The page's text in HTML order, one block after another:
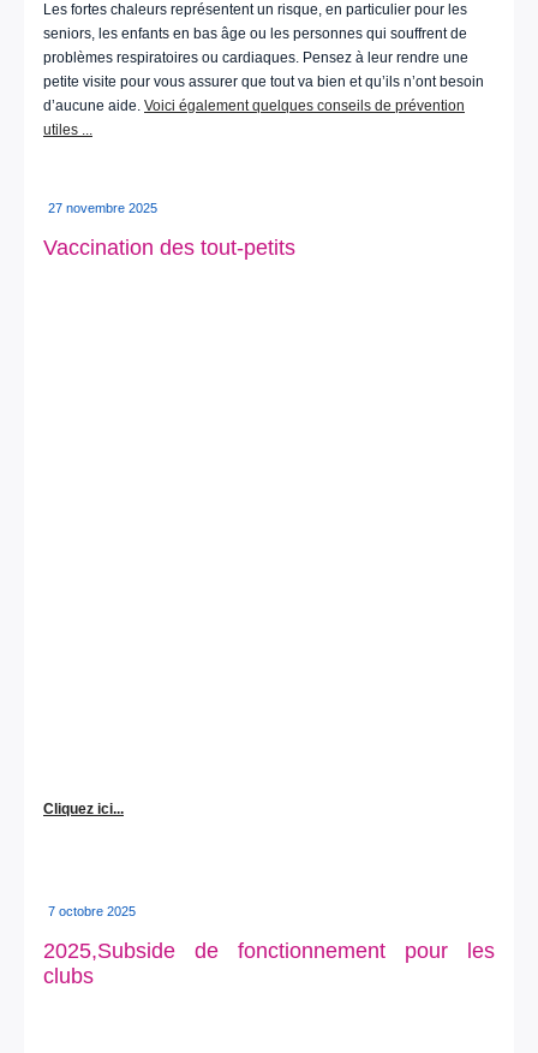
Les fortes chaleurs représentent un risque, en particulier pour les
seniors, les enfants en bas âge ou les personnes qui souffrent de
problèmes respiratoires ou cardiaques. Pensez à leur rendre une
petite visite pour vous assurer que tout va bien et qu’ils n’ont besoin
d’aucune aide. Voici également quelques conseils de prévention
utiles ...
27 novembre 2025
Vaccination des tout-petits
Cliquez ici...
7 octobre 2025
2025,Subside de fonctionnement pour les
clubs